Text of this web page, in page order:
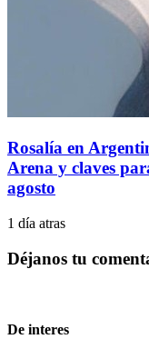
Rosalía en
Arena y claves
agosto
1 día atras
Déjanos tu
De interes